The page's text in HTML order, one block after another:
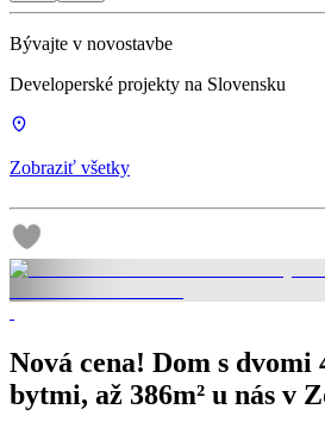
Bývajte v novostavbe
Developerské projekty na Slovensku
Zobraziť všetky
Nová cena! Dom s dvomi
bytmi, až 386m² u nás v